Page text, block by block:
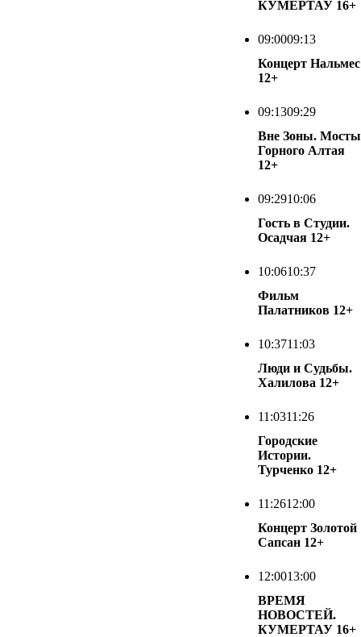
КУМЕРТАУ 16+
09:0009:13
Концерт Нальмес
12+
09:1309:29
Вне Зоны. Мосты
Горного Алтая
12+
09:2910:06
Гость в Студии.
Осадчая 12+
10:0610:37
Фильм
Палатников 12+
10:3711:03
Люди и Судьбы.
Халилова 12+
11:0311:26
Городские
Истории.
Турченко 12+
11:2612:00
Концерт Золотой
Сапсан 12+
12:0013:00
ВРЕМЯ
НОВОСТЕЙ.
КУМЕРТАУ 16+